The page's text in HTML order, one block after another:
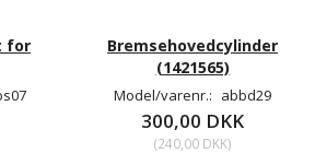
for
Bremsehovedcylinder
(1421565)
Model/varenr.: abbd29
300,00 DKK
(240,00 DKK)